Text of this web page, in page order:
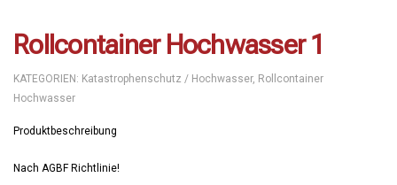
Rollcontainer Hochwasser 1
KATEGORIEN: Katastrophenschutz / Hochwasser, Rollcontainer
Hochwasser
Produktbeschreibung
Nach AGBF Richtlinie!